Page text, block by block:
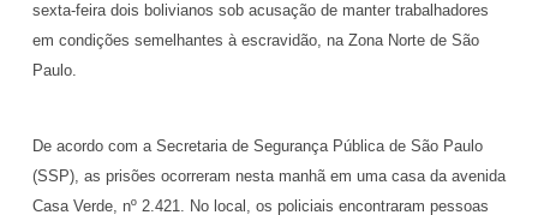
sexta-feira dois bolivianos sob acusação de manter trabalhadores
em condições semelhantes à escravidão, na Zona Norte de São
Paulo.
De acordo com a Secretaria de Segurança Pública de São Paulo
(SSP), as prisões ocorreram nesta manhã em uma casa da avenida
Casa Verde, nº 2.421. No local, os policiais encontraram pessoas